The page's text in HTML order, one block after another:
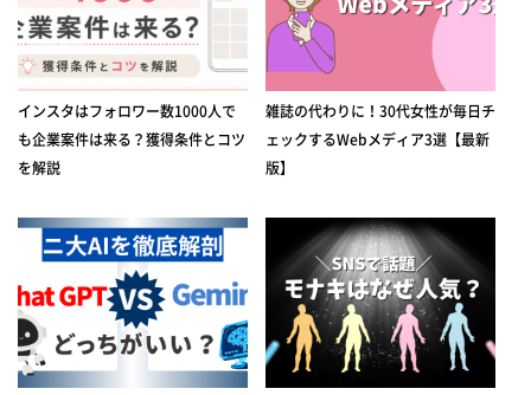
インスタはフォロワー数1000人で
も企業案件は来る？獲得条件とコツ
を解説
雑誌の代わりに！30代女性が毎日チ
ェックするWebメディア3選【最新
版】